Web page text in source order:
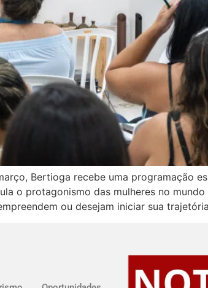
Bertioga recebe uma programação
o protagonismo das mulheres no
ou desejam iniciar sua